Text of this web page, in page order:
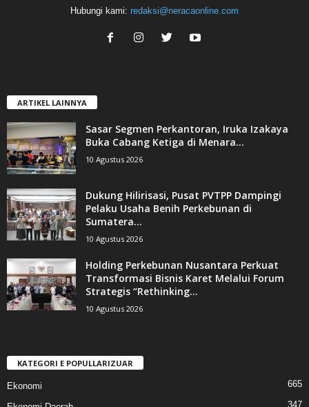
Hubungi kami: redaksi@neracaonline.com
ARTIKEL LAINNYA
Sasar Segmen Perkantoran, Iruka Izakaya
Buka Cabang Ketiga di Menara...
10 Agustus 2026
Dukung Hilirisasi, Pusat PVTPP Dampingi
Pelaku Usaha Benih Perkebunan di
Sumatera...
10 Agustus 2026
Holding Perkebunan Nusantara Perkuat
Transformasi Bisnis Karet Melalui Forum
Strategis “Rethinking...
10 Agustus 2026
KATEGORI E POPULLARIZUAR
Ekonomi 665
347